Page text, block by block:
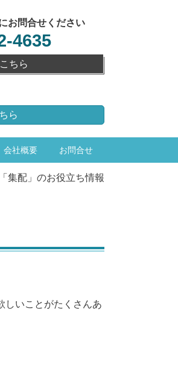
お問合せください
4635
ちら
ら
会社概要 お問合せ
「集配」のお役立ち情報
しいことがたくさんあ